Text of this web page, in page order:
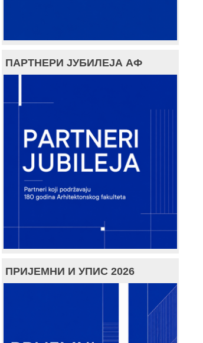
ПАРТНЕРИ ЈУБИЛЕЈА АФ
ПРИЈЕМНИ И УПИС 2026